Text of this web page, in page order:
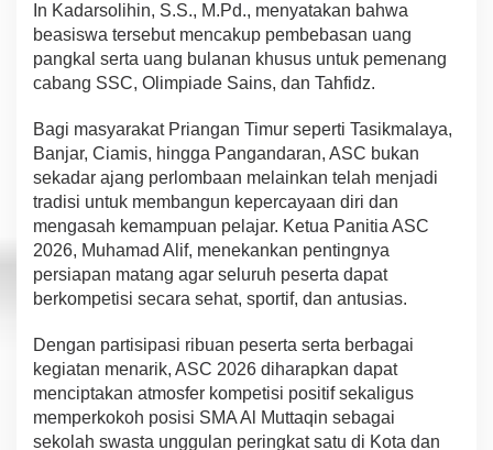
In Kadarsolihin, S.S., M.Pd., menyatakan bahwa
beasiswa tersebut mencakup pembebasan uang
pangkal serta uang bulanan khusus untuk pemenang
cabang SSC, Olimpiade Sains, dan Tahfidz.
Bagi masyarakat Priangan Timur seperti Tasikmalaya,
Banjar, Ciamis, hingga Pangandaran, ASC bukan
sekadar ajang perlombaan melainkan telah menjadi
tradisi untuk membangun kepercayaan diri dan
mengasah kemampuan pelajar. Ketua Panitia ASC
2026, Muhamad Alif, menekankan pentingnya
persiapan matang agar seluruh peserta dapat
berkompetisi secara sehat, sportif, dan antusias.
Dengan partisipasi ribuan peserta serta berbagai
kegiatan menarik, ASC 2026 diharapkan dapat
menciptakan atmosfer kompetisi positif sekaligus
memperkokoh posisi SMA Al Muttaqin sebagai
sekolah swasta unggulan peringkat satu di Kota dan